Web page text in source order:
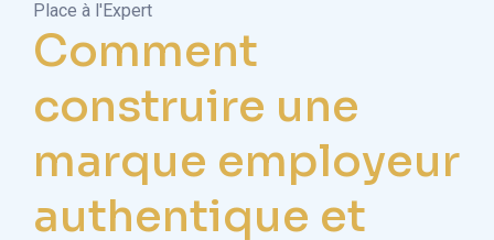
Place à l'Expert
Comment
construire une
marque employeur
authentique et